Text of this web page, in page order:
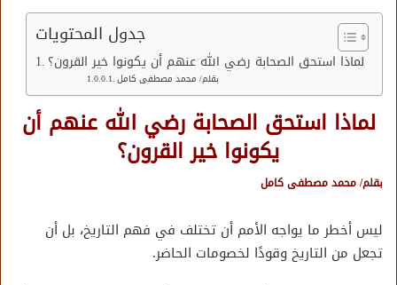
جدول المحتويات
لماذا استحق الصحابة رضي الله عنهم أن يكونوا خير القرون؟
بقلم/ محمد مصطفى كامل
لماذا استحق الصحابة رضي الله عنهم أن
يكونوا خير القرون؟
بقلم/ محمد مصطفى كامل
ليس أخطر ما يواجه الأمم أن تختلف في فهم التاريخ، بل أن
تجعل من التاريخ وقودًا لخصومات الحاضر.